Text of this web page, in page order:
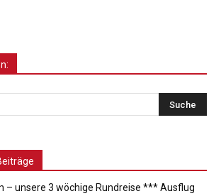
– unsere 3 wöchige Rundreise *** Ausflug